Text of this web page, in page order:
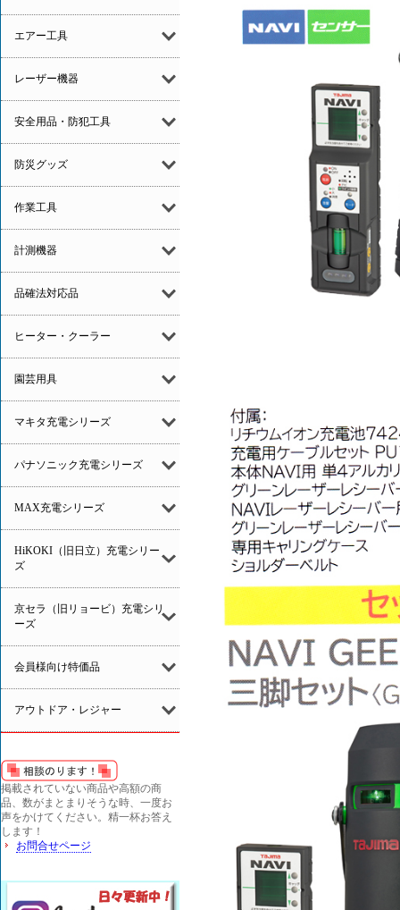
エアー工具
レーザー機器
安全用品・防犯工具
防災グッズ
作業工具
計測機器
品確法対応品
ヒーター・クーラー
園芸用具
マキタ充電シリーズ
パナソニック充電シリーズ
MAX充電シリーズ
HiKOKI（旧日立）充電シリー
ズ
京セラ（旧リョービ）充電シリ
ーズ
会員様向け特価品
アウトドア・レジャー
掲載されていない商品や高額の商
品、数がまとまりそうな時、一度お
声をかけてください。精一杯お答え
します！
お問合せページ